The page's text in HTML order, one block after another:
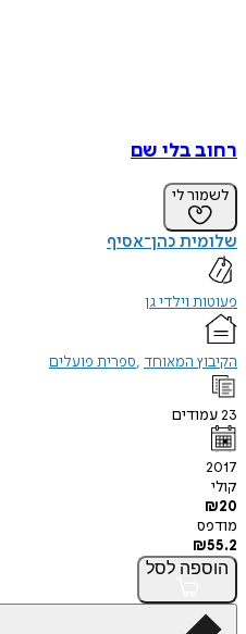
רחוב בלי שם
לשמור לי
שלומית כהן־אסיף
פעוטות וילדי גן
הקיבוץ המאוחד ספרית פועלים
23עמודים
2017
קולי
₪20
מודפס
₪55.2
הוספה לסל